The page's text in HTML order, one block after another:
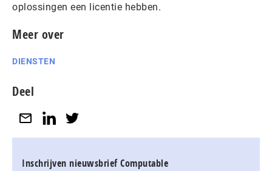
oplossingen een licentie hebben.
Meer over
DIENSTEN
Deel
Inschrijven nieuwsbrief Computable